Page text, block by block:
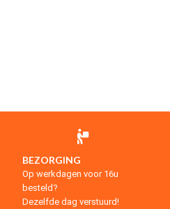
BEZORGING
Op werkdagen voor 16u
besteld?
Dezelfde dag verstuurd!